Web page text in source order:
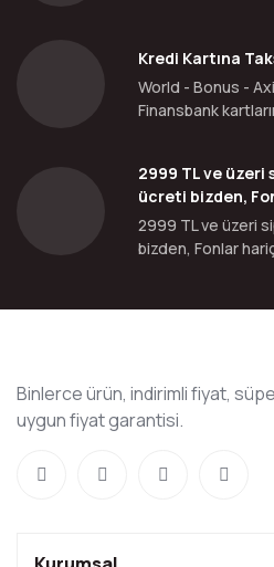
Kredi Kartına
World - Bonus -
Finansbank
2999 TL ve
ücreti bizden,
2999 TL ve üzeri
bizden, Fonlar
Binlerce ürün, indirimli fiyat,
uygun fiyat garantisi.